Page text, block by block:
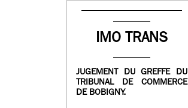
IMO TRANS
JUGEMENT DU GREFFE DU
TRIBUNAL DE COMMERCE
DE BOBIGNY.